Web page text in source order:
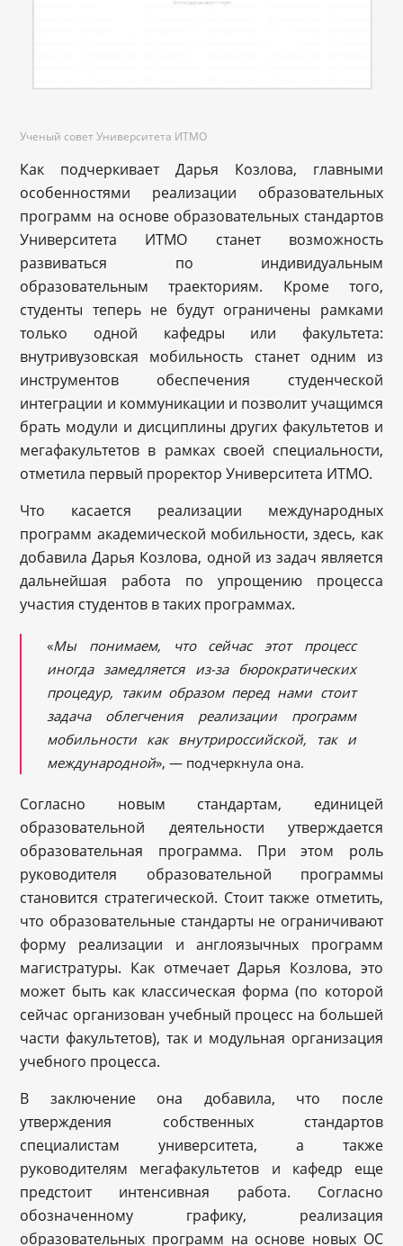
Ученый совет Университета ИТМО
Как подчеркивает Дарья Козлова, главными
особенностями реализации образовательных
программ на основе образовательных стандартов
Университета ИТМО станет возможность
развиваться по индивидуальным
образовательным траекториям. Кроме того,
студенты теперь не будут ограничены рамками
только одной кафедры или факультета:
внутривузовская мобильность станет одним из
инструментов обеспечения студенческой
интеграции и коммуникации и позволит учащимся
брать модули и дисциплины других факультетов и
мегафакультетов в рамках своей специальности,
отметила первый проректор Университета ИТМО.
Что касается реализации международных
программ академической мобильности, здесь, как
добавила Дарья Козлова, одной из задач является
дальнейшая работа по упрощению процесса
участия студентов в таких программах.
«Мы понимаем, что сейчас этот процесс
иногда замедляется из-за бюрократических
процедур, таким образом перед нами стоит
задача облегчения реализации программ
мобильности как внутрироссийской, так и
международной», — подчеркнула она.
Согласно новым стандартам, единицей
образовательной деятельности утверждается
образовательная программа. При этом роль
руководителя образовательной программы
становится стратегической. Стоит также отметить,
что образовательные стандарты не ограничивают
форму реализации и англоязычных программ
магистратуры. Как отмечает Дарья Козлова, это
может быть как классическая форма (по которой
сейчас организован учебный процесс на большей
части факультетов), так и модульная организация
учебного процесса.
В заключение она добавила, что после
утверждения собственных стандартов
специалистам университета, а также
руководителям мегафакультетов и кафедр еще
предстоит интенсивная работа. Согласно
обозначенному графику, реализация
образовательных программ на основе новых ОС